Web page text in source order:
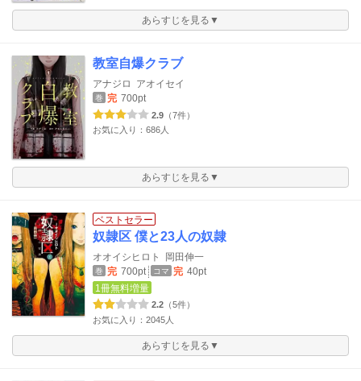
あらすじを見る▼
教室自爆クラブ
アナジロ アオイセイ
巻 完 700pt
2.9 （7件）
お気に入り：686人
あらすじを見る▼
ベストセラー
奴隷区 僕と23人の奴隷
オオイシヒロト 岡田伸一
巻 完 700pt コマ 完 40pt
1冊無料増量
2.2 （5件）
お気に入り：2045人
あらすじを見る▼